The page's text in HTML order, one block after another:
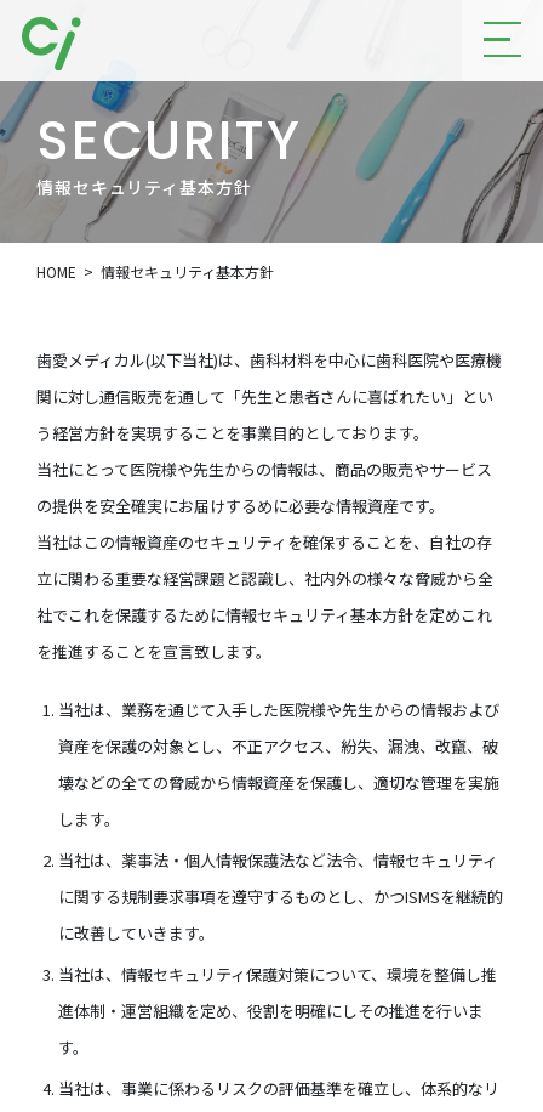
SECURITY
情報セキュリティ基本方針
HOME 情報セキュリティ基本方針
歯愛メディカル(以下当社)は、歯科材料を中心に歯科医院や医療機
関に対し通信販売を通して「先生と患者さんに喜ばれたい」とい
う経営方針を実現することを事業目的としております。
当社にとって医院様や先生からの情報は、商品の販売やサービス
の提供を安全確実にお届けするめに必要な情報資産です。
当社はこの情報資産のセキュリティを確保することを、自社の存
立に関わる重要な経営課題と認識し、社内外の様々な脅威から全
社でこれを保護するために情報セキュリティ基本方針を定めこれ
を推進することを宣言致します。
当社は、業務を通じて入手した医院様や先生からの情報および
資産を保護の対象とし、不正アクセス、紛失、漏洩、改竄、破
壊などの全ての脅威から情報資産を保護し、適切な管理を実施
します。
当社は、薬事法・個人情報保護法など法令、情報セキュリティ
に関する規制要求事項を遵守するものとし、かつISMSを継続的
に改善していきます。
当社は、情報セキュリティ保護対策について、環境を整備し推
進体制・運営組織を定め、役割を明確にしその推進を行いま
す。
当社は、事業に係わるリスクの評価基準を確立し、体系的なリ